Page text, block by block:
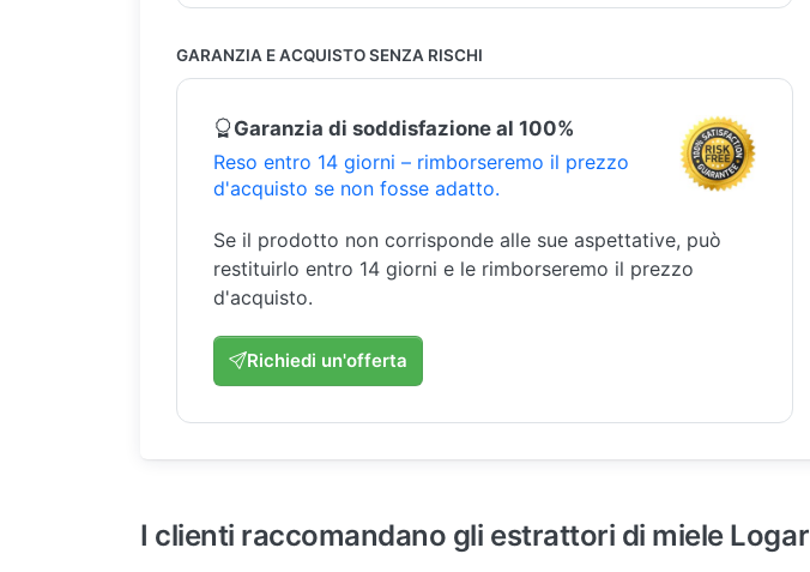
GARANZIA E ACQUISTO SENZA RISCHI
Garanzia di soddisfazione al 100%
Reso entro 14 giorni – rimborseremo il prezzo
d'acquisto se non fosse adatto.
Se il prodotto non corrisponde alle sue aspettative, può
restituirlo entro 14 giorni e le rimborseremo il prezzo
d'acquisto.
Richiedi un'offerta
I clienti raccomandano gli estrattori di miele Logar